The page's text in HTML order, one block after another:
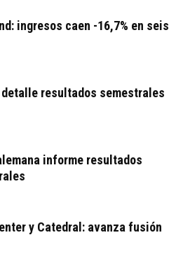
ingresos caen -16,7% en seis
detalle resultados semestrales
informe resultados
y Catedral: avanza fusión